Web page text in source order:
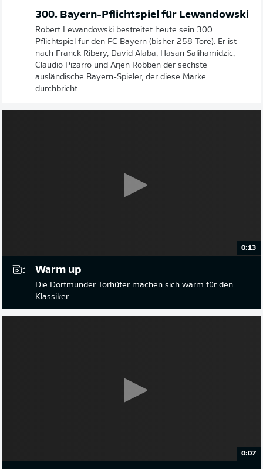
300. Bayern-Pflichtspiel für Lewandowski
Robert Lewandowski bestreitet heute sein 300.
Pflichtspiel für den FC Bayern (bisher 258 Tore). Er ist
nach Franck Ribery, David Alaba, Hasan Salihamidzic,
Claudio Pizarro und Arjen Robben der sechste
ausländische Bayern-Spieler, der diese Marke
durchbricht.
0:13
Warm up
Die Dortmunder Torhüter machen sich warm für den
Klassiker.
0:07